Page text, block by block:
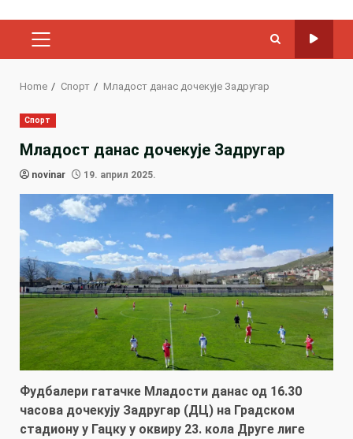
PRIMARY
Home Спорт Младост данас дочекује Задругар
Спорт
Младост данас дочекује Задругар
novinar 19. април 2025.
Фудбалери гатачке Младости данас од 16.30
часова дочекују Задругар (ДЦ) на Градском
стадиону у Гацку у оквиру 23. кола Друге лиге